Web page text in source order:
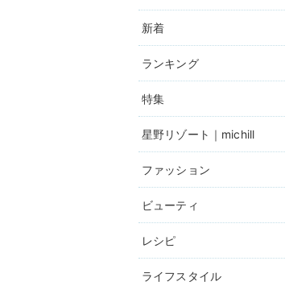
新着
ランキング
特集
星野リゾート｜michill
ファッション
ビューティ
レシピ
ライフスタイル